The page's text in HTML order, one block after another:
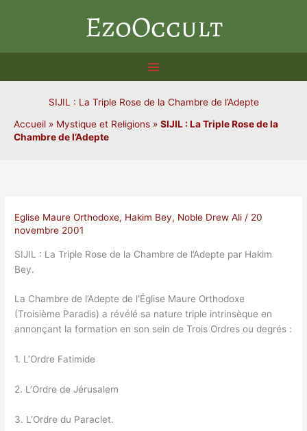
EzoOccult
SIJIL : La Triple Rose de la Chambre de l’Adepte
Accueil » Mystique et Religions » SIJIL : La Triple Rose de la
Chambre de l’Adepte
Eglise Maure Orthodoxe, Hakim Bey, Noble Drew Ali / 20
novembre 2001
SIJIL : La Triple Rose de la Chambre de l’Adepte par Hakim
Bey.
La Chambre de l’Adepte de l’Église Maure Orthodoxe
(Troisième Paradis) a révélé sa nature triple intrinsèque en
annonçant la formation en son sein de Trois Ordres ou degrés :
1. L’Ordre Fatimide
2. L’Ordre de Jérusalem
3. L’Ordre du Paraclet.